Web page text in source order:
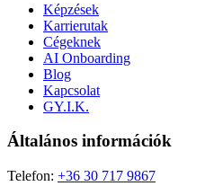
Képzések
Karrierutak
Cégeknek
AI Onboarding
Blog
Kapcsolat
GY.I.K.
Általános információk
Telefon: +36 30 717 9867